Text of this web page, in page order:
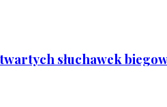
słuchawek